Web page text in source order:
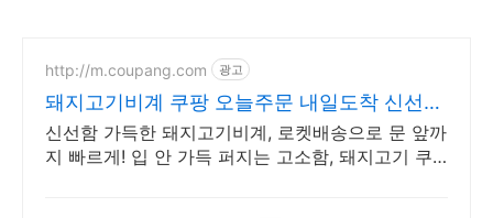
http://m.coupang.com 광고
돼지고기비계 쿠팡 오늘주문 내일도착 신선하
게
신선함 가득한 돼지고기비계, 로켓배송으로 문 앞까
지 빠르게! 입 안 가득 퍼지는 고소함, 돼지고기 쿠